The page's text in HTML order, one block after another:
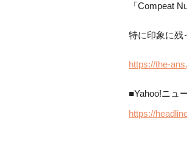
「Compeat
特に印象に残
https://the-
■Yahoo!ニュ
https://